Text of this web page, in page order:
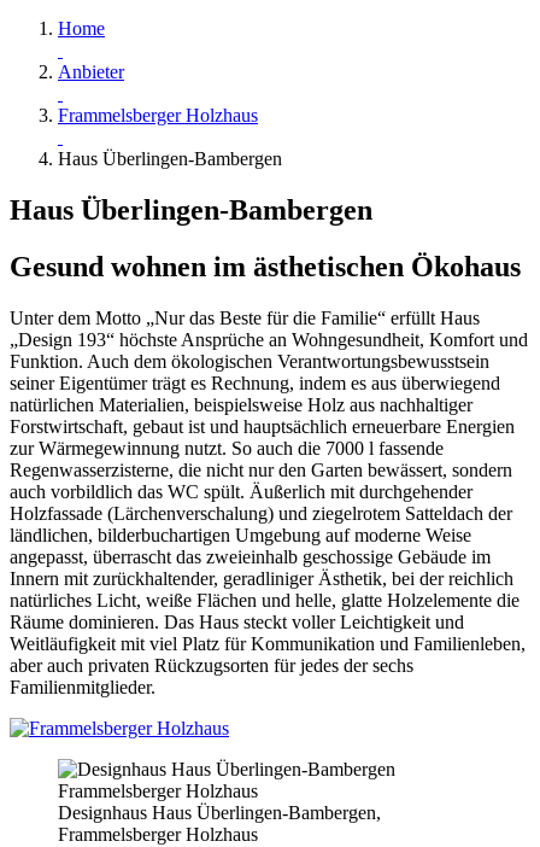
Home
Anbieter
Frammelsberger Holzhaus
Haus Überlingen-Bambergen
Haus Überlingen-Bambergen
Gesund wohnen im ästhetischen Ökohaus
Unter dem Motto „Nur das Beste für die Familie“ erfüllt Haus
„Design 193“ höchste Ansprüche an Wohngesundheit, Komfort und
Funktion. Auch dem ökologischen Verantwortungsbewusstsein
seiner Eigentümer trägt es Rechnung, indem es aus überwiegend
natürlichen Materialien, beispielsweise Holz aus nachhaltiger
Forstwirtschaft, gebaut ist und hauptsächlich erneuerbare Energien
zur Wärmegewinnung nutzt. So auch die 7000 l fassende
Regenwasserzisterne, die nicht nur den Garten bewässert, sondern
auch vorbildlich das WC spült. Äußerlich mit durchgehender
Holzfassade (Lärchenverschalung) und ziegelrotem Satteldach der
ländlichen, bilderbuchartigen Umgebung auf moderne Weise
angepasst, überrascht das zweieinhalb geschossige Gebäude im
Innern mit zurückhaltender, geradliniger Ästhetik, bei der reichlich
natürliches Licht, weiße Flächen und helle, glatte Holzelemente die
Räume dominieren. Das Haus steckt voller Leichtigkeit und
Weitläufigkeit mit viel Platz für Kommunikation und Familienleben,
aber auch privaten Rückzugsorten für jedes der sechs
Familienmitglieder.
Designhaus Haus Überlingen-Bambergen,
Frammelsberger Holzhaus